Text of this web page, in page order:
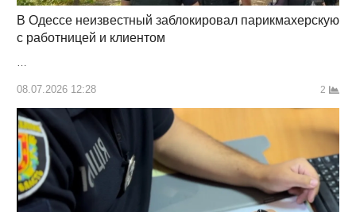
В Одессе неизвестный заблокировал парикмахерскую
с работницей и клиентом
…
08.07.2026 12:28 2